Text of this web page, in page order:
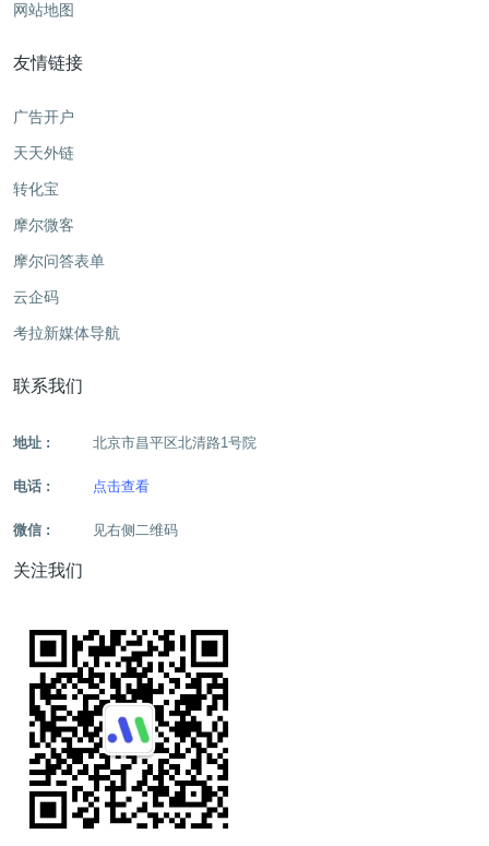
网站地图
友情链接
广告开户
天天外链
转化宝
摩尔微客
摩尔问答表单
云企码
考拉新媒体导航
联系我们
地址 : 北京市昌平区北清路1号院
电话 : 点击查看
微信 : 见右侧二维码
关注我们